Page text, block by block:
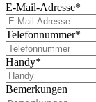
E-Mail-Adresse*
Telefonnummer*
Handy*
Bemerkungen